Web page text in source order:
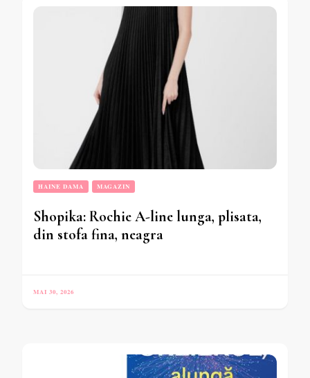
HAINE DAMA MAGAZIN
Shopika: Rochie A-line lunga, plisata,
din stofa fina, neagra
MAI 30, 2026